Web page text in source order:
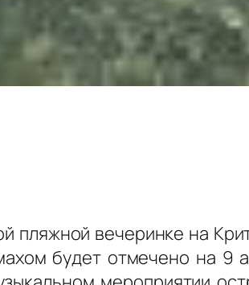
пляжной вечеринке на
будет отмечено на 9